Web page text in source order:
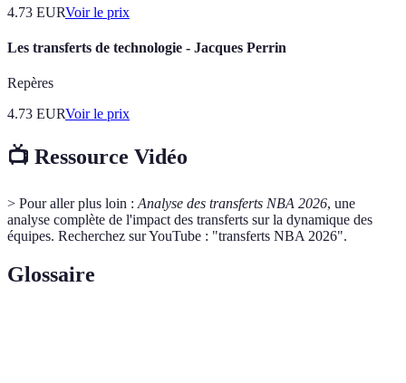
4.73 EURVoir le prix
Les transferts de technologie - Jacques Perrin
Repères
4.73 EURVoir le prix
📺 Ressource Vidéo
> Pour aller plus loin : Analyse des transferts NBA 2026, une
analyse complète de l'impact des transferts sur la dynamique des
équipes. Recherchez sur YouTube : "transferts NBA 2026".
Glossaire